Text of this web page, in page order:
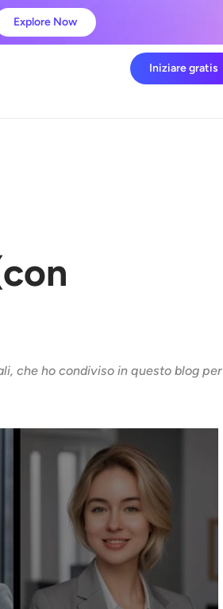
Explore Now
Iniziare gratis
che ho condiviso in questo blog per